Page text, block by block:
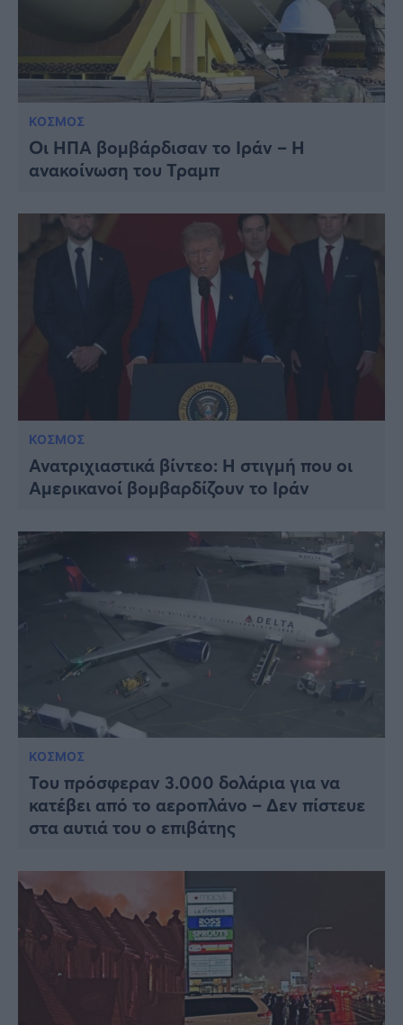
ΚΟΣΜΟΣ
Οι ΗΠΑ βομβάρδισαν το Ιράν – Η
ανακοίνωση του Τραμπ
ΚΟΣΜΟΣ
Ανατριχιαστικά βίντεο: Η στιγμή που οι
Αμερικανοί βομβαρδίζουν το Ιράν
ΚΟΣΜΟΣ
Του πρόσφεραν 3.000 δολάρια για να
κατέβει από το αεροπλάνο – Δεν πίστευε
στα αυτιά του ο επιβάτης